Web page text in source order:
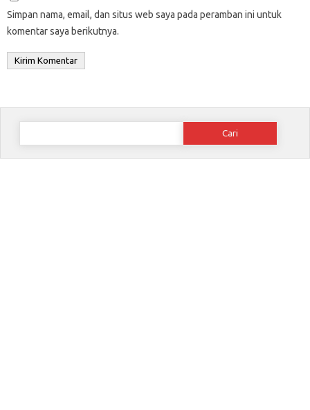
Simpan nama, email, dan situs web saya pada peramban ini untuk
komentar saya berikutnya.
Cari